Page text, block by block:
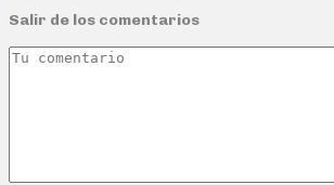
Salir de los comentarios